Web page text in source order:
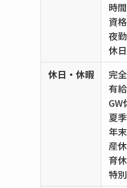
時
資
夜
休
休日・休暇
完
有
GW
夏
年
産休
育休
特